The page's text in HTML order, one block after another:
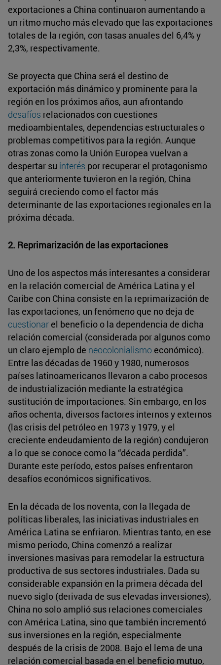
exportaciones a China continuaron aumentando a
un ritmo mucho más elevado que las exportaciones
totales de la región, con tasas anuales del 6,4% y
2,3%, respectivamente.
Se proyecta que China será el destino de
exportación más dinámico y prominente para la
región en los próximos años, aun afrontando
desafíos relacionados con cuestiones
medioambientales, dependencias estructurales o
problemas competitivos para la región. Aunque
otras zonas como la Unión Europea vuelvan a
despertar su interés por recuperar el protagonismo
que anteriormente tuvieron en la región, China
seguirá creciendo como el factor más
determinante de las exportaciones regionales en la
próxima década.
2. Reprimarización de las exportaciones
Uno de los aspectos más interesantes a considerar
en la relación comercial de América Latina y el
Caribe con China consiste en la reprimarización de
las exportaciones, un fenómeno que no deja de
cuestionar el beneficio o la dependencia de dicha
relación comercial (considerada por algunos como
un claro ejemplo de neocolonialismo económico).
Entre las décadas de 1960 y 1980, numerosos
países latinoamericanos llevaron a cabo procesos
de industrialización mediante la estratégica
sustitución de importaciones. Sin embargo, en los
años ochenta, diversos factores internos y externos
(las crisis del petróleo en 1973 y 1979, y el
creciente endeudamiento de la región) condujeron
a lo que se conoce como la “década perdida”.
Durante este período, estos países enfrentaron
desafíos económicos significativos.
En la década de los noventa, con la llegada de
políticas liberales, las iniciativas industriales en
América Latina se enfriaron. Mientras tanto, en ese
mismo periodo, China comenzó a realizar
inversiones masivas para remodelar la estructura
productiva de sus sectores industriales. Dada su
considerable expansión en la primera década del
nuevo siglo (derivada de sus elevadas inversiones),
China no solo amplió sus relaciones comerciales
con América Latina, sino que también incrementó
sus inversiones en la región, especialmente
después de la crisis de 2008. Bajo el lema de una
relación comercial basada en el beneficio mutuo,